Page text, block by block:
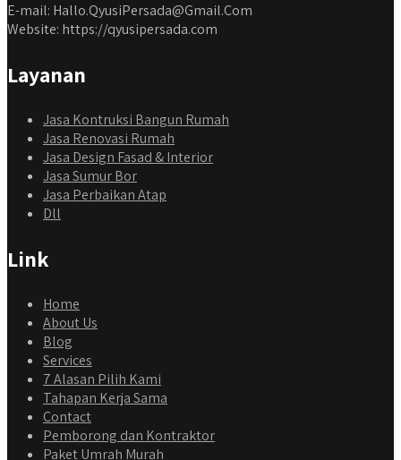
E-mail: Hallo.QyusiPersada@Gmail.Com
Website: https://qyusipersada.com
Layanan
Jasa Kontruksi Bangun Rumah
Jasa Renovasi Rumah
Jasa Design Fasad & Interior
Jasa Sumur Bor
Jasa Perbaikan Atap
Dll
Link
Home
About Us
Blog
Services
7 Alasan Pilih Kami
Tahapan Kerja Sama
Contact
Pemborong dan Kontraktor
Paket Umrah Murah